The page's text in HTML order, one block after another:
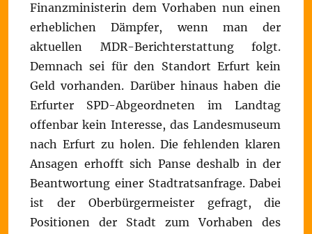
Finanzministerin dem Vorhaben nun einen
erheblichen Dämpfer, wenn man der
aktuellen MDR-Berichterstattung folgt.
Demnach sei für den Standort Erfurt kein
Geld vorhanden. Darüber hinaus haben die
Erfurter SPD-Abgeordneten im Landtag
offenbar kein Interesse, das Landesmuseum
nach Erfurt zu holen. Die fehlenden klaren
Ansagen erhofft sich Panse deshalb in der
Beantwortung einer Stadtratsanfrage. Dabei
ist der Oberbürgermeister gefragt, die
Positionen der Stadt zum Vorhaben des